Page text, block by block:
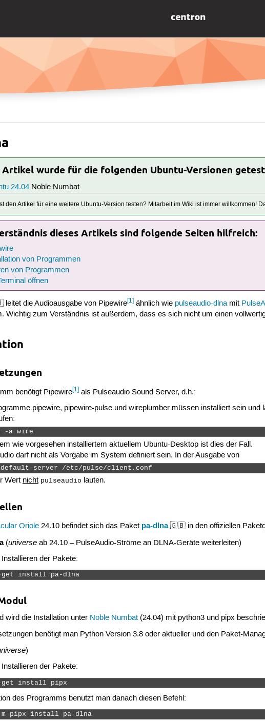
Artikel wurde für die folgenden Ubuntu-Versionen
24.04Noble Numbat
den Artikel für eine weitere Ubuntu-Version testen? Mitarbeit im Wiki ist immer willkommen!
dieses Artikels sind folgende Seiten hilfreich:
von Programmen
von Programmen
öffnen
die Audioausgabe von Pipewire[1] ähnlich wie pulseaudio-dlnamit
Wichtig zum Verständnis ist außerdem, dass es sich nicht um einen
benötigt Pipewire[1] als Pulseaudio Sound Server, d.h.:
pipewire, pipewire-pulse und wireplumber müssen installiert sein
-a wire
wie vorgesehen installiertem aktuellem Ubuntu-Desktop ist dies der Fall.
darf nicht als Vorgabe im System definiert sein. In der Ausgabe von
default-server /etc/pulse/client.conf
Wert nicht pulseaudio lauten.
Oriole 24.10 befindet sich das Paket pa-dlna🇬🇧 in den offiziellen
(universeab 24.10 – PulseAudio-Ströme an DLNA-Geräte weiterleiten)
der Pakete:
get install pa-dlna
wird die Installation unter Noble Numbat (24.04) mit python3 und pipx
benötigt man Python Version 3.8 oder aktueller und den Paket-
)
der Pakete:
get install pipx
des Programms benutzt man danach diesen Befehl:
m pipx install pa-dlna